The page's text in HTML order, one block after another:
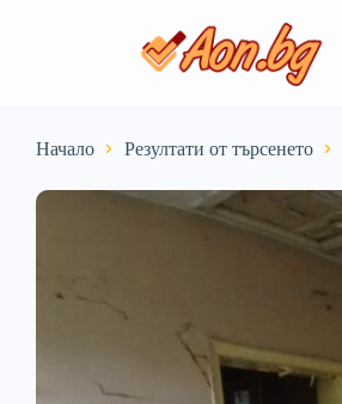
Начало Резултати от търсенето